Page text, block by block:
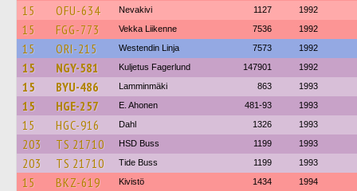
15 OFU-634 Nevakivi 1127 1992
15 FGG-773 Vekka Liikenne 7536 1992
15 ORI-215 Westendin Linja 7573 1992
15 NGY-581 Kuljetus Fagerlund 147901 1992
15 BYU-486 Lamminmäki 863 1993
15 HGE-257 E. Ahonen 481-93 1993
15 HGC-916 Dahl 1326 1993
203 TS 21710 HSD Buss 1199 1993
203 TS 21710 Tide Buss 1199 1993
15 BKZ-619 Kivistö 1434 1994